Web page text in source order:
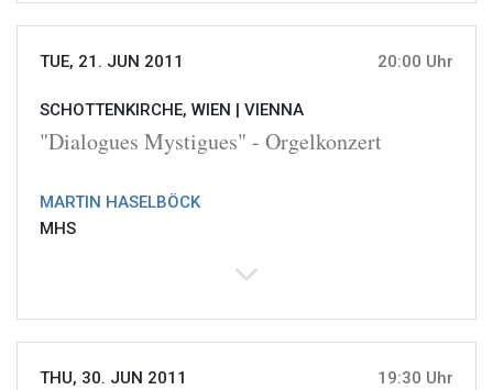
TUE, 21. JUN 2011 20:00 Uhr
SCHOTTENKIRCHE, WIEN | VIENNA
"Dialogues Mystigues" - Orgelkonzert
MARTIN HASELBÖCK
MHS
THU, 30. JUN 2011 19:30 Uhr